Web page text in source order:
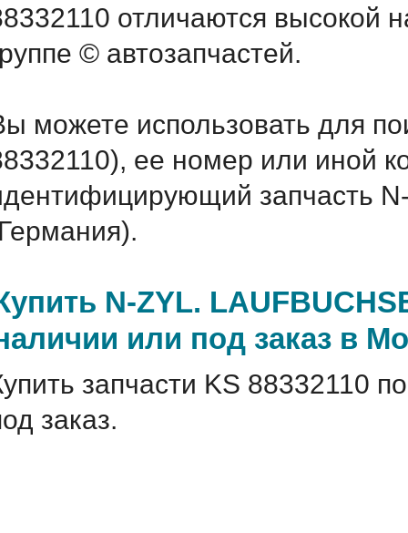
отличаются высокой
© автозапчастей.
можете использовать для
ее номер или иной
запчасть
N-ZYL.
или под заказ в
запчасти KS 88332110
заказ.